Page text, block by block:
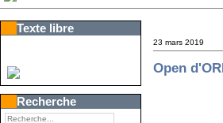
Texte libre
Recherche
23 mars 2019
Open